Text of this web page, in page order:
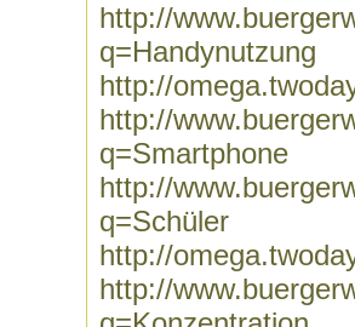
http://
q=Handynutzung
http://
http://
q=Smartphone
http://
q=Schüler
http://
http://